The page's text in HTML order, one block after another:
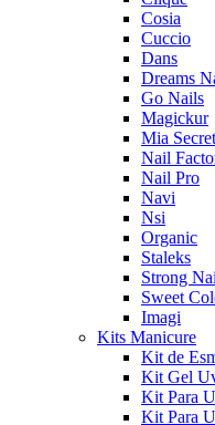
Cosia
Cuccio
Dans
Dreams
Go Nails
Magickur
Mia Secret
Nail
Nail Pro
Navi
Nsi
Organic
Staleks
Strong
Sweet
Imagi
Kits Manicure
Kit de
Kit Gel
Kit Para
Kit Para